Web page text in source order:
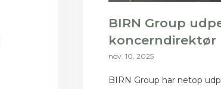
BIRN Group
koncerndirektør
nov. 10, 2025
BIRN Group har netop